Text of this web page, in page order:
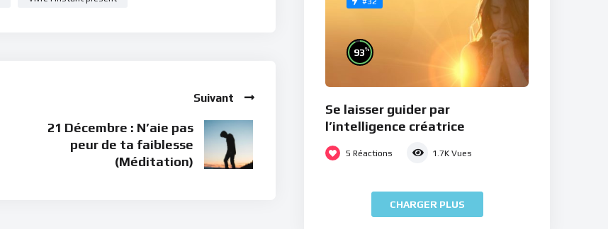
Suivant
21 Décembre : N’aie pas
peur de ta faiblesse
(Méditation)
93%
Se laisser guider par
l’intelligence créatrice
5 Réactions 1.7K Vues
CHARGER PLUS